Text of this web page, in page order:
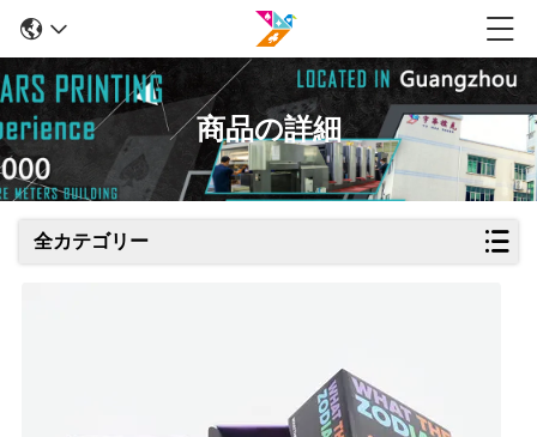
商品の詳細
全カテゴリー